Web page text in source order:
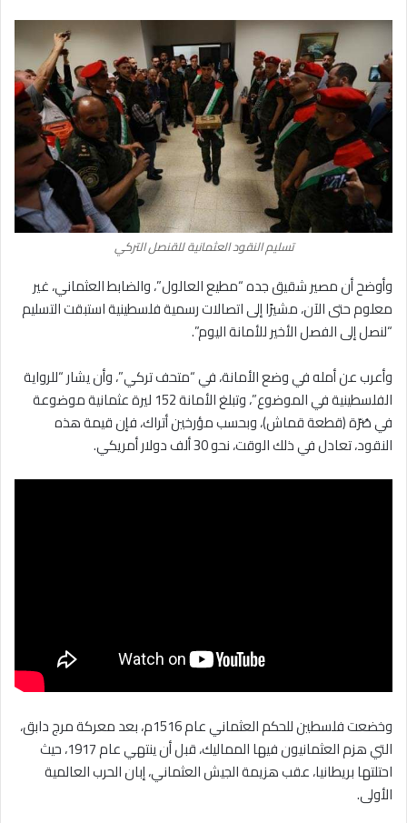
تسليم النقود العثمانية للقنصل التركي
وأوضح أن مصير شقيق جده “مطيع العالول”، والضابط العثماني، غير
معلوم حتى الآن، مشيرًا إلى اتصالات رسمية فلسطينية استبقت التسليم
“لنصل إلى الفصل الأخير للأمانة اليوم”.
وأعرب عن أمله في وضع الأمانة، في “متحف تركي”، وأن يشار “للرواية
الفلسطينية في الموضوع”، وتبلغ الأمانة 152 ليرة عثمانية موضوعة
في صُرّة (قطعة قماش)، وبحسب مؤرخين أتراك، فإن قيمة هذه
النقود، تعادل في ذلك الوقت، نحو 30 ألف دولار أمريكي.
وخضعت فلسطين للحكم العثماني عام 1516م، بعد معركة مرج دابق،
التي هزم العثمانيون فيها المماليك، قبل أن ينتهي عام 1917، حيث
احتلتها بريطانيا، عقب هزيمة الجيش العثماني، إبان الحرب العالمية
الأولى.